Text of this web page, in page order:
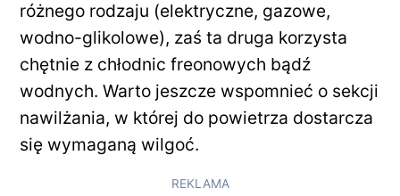
różnego rodzaju (elektryczne, gazowe,
wodno-glikolowe), zaś ta druga korzysta
chętnie z chłodnic freonowych bądź
wodnych. Warto jeszcze wspomnieć o sekcji
nawilżania, w której do powietrza dostarcza
się wymaganą wilgoć.
REKLAMA